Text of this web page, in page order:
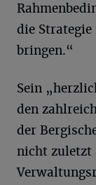
die
bringen.“
Sein
den
der
nicht zuletzt